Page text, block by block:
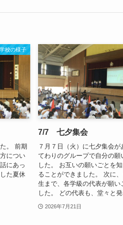
学校の様子
。 前期
につい
にあっ
た夏休
7/7 七夕集会
７月７日（火）に七夕集会
てわりのグループで自分の願
した。 お互いの願いごとを
ることができました。 次に
生まで、各学級の代表が願い
した。 どの代表も、堂々と発
2026年7月21日